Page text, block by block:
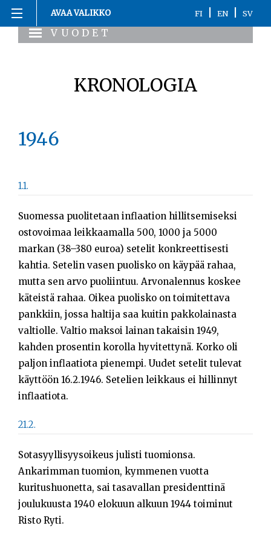
Siirry
sisältöön
AVAA VALIKKO FI EN| SV
Etusivu
Kronologia
Henkilöt
Opiskelijat
Haku:
VUODET
KRONOLOGIA
1946
1.1.
Suomessa puolitetaan inflaation hillitsemiseksi
ostovoimaa leikkaamalla 500, 1000 ja 5000
markan (38–380 euroa) setelit konkreettisesti
kahtia. Setelin vasen puolisko on käypää rahaa,
mutta sen arvo puoliintuu. Arvonalennus koskee
käteistä rahaa. Oikea puolisko on toimitettava
pankkiin, jossa haltija saa kuitin pakkolainasta
valtiolle. Valtio maksoi lainan takaisin 1949,
kahden prosentin korolla hyvitettynä. Korko oli
paljon inflaatiota pienempi. Uudet setelit tulevat
käyttöön 16.2.1946. Setelien leikkaus ei hillinnyt
inflaatiota.
21.2.
Sotasyyllisyysoikeus julisti tuomionsa.
Ankarimman tuomion, kymmenen vuotta
kuritushuonetta, sai tasavallan presidenttinä
joulukuusta 1940 elokuun alkuun 1944 toiminut
Risto Ryti.